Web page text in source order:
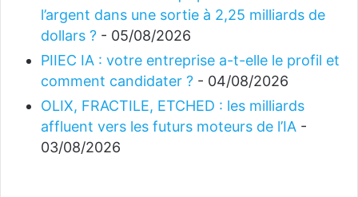
l’argent dans une sortie à 2,25 milliards de
dollars ? - 05/08/2026
PIIEC IA : votre entreprise a-t-elle le profil et
comment candidater ? - 04/08/2026
OLIX, FRACTILE, ETCHED : les milliards
affluent vers les futurs moteurs de l’IA -
03/08/2026